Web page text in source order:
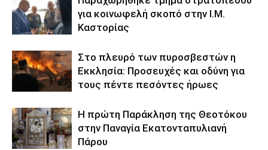
για κοινωφελή σκοπό στην Ι.Μ.
Καστορίας
Στο πλευρό των πυροσβεστών η
Εκκλησία: Προσευχές και οδύνη για
τους πέντε πεσόντες ήρωες
Η πρώτη Παράκληση της Θεοτόκου
στην Παναγία Εκατονταπυλιανή
Πάρου